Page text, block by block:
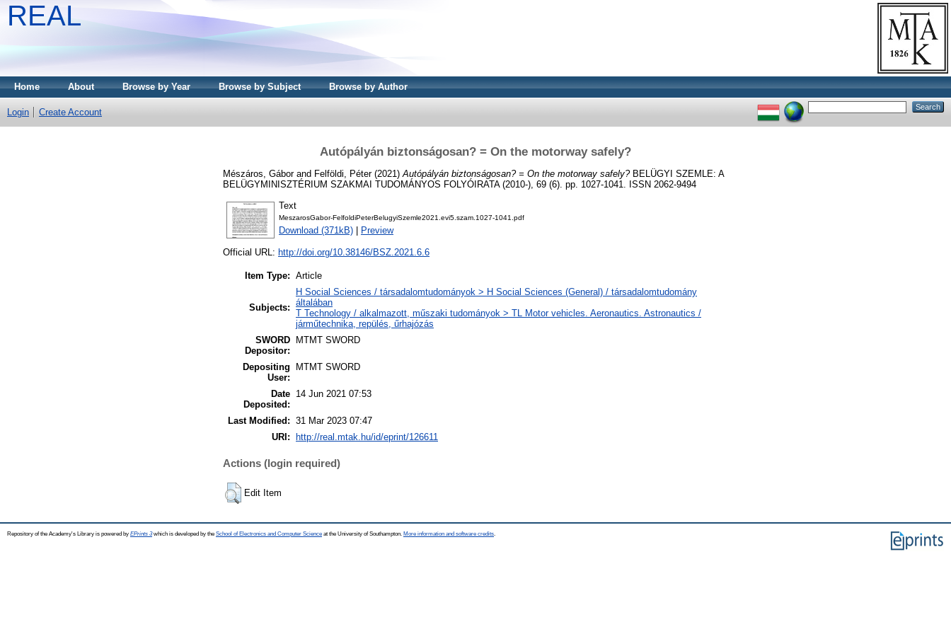
REAL
Home About Browse by Year Browse by Subject Browse by Author
Login Create Account
Autópályán biztonságosan? = On the motorway safely?
Mészáros, Gáborand Felföldi, Péter(2021) Autópályán biztonságosan? = On the motorway safely?BELÜGYI SZEMLE: A
BELÜGYMINISZTÉRIUM SZAKMAI TUDOMÁNYOS FOLYÓIRATA (2010-), 69 (6). pp. 1027-1041. ISSN 2062-9494
Text
MeszarosGabor-FelfoldiPeterBelugyiSzemle2021.evi5.szam.1027-1041.pdf
Download (371kB) Preview
Official URL: http://doi.org/10.38146/BSZ.2021.6.6
Item Type: Article
Subjects:
H Social Sciences / társadalomtudományok > H Social Sciences (General) / társadalomtudomány
általában
T Technology / alkalmazott, műszaki tudományok > TL Motor vehicles. Aeronautics. Astronautics /
járműtechnika, repülés, űrhajózás
SWORD
Depositor:
MTMT SWORD
Depositing
User:
MTMT SWORD
Date
Deposited:
14 Jun 2021 07:53
Last Modified: 31 Mar 2023 07:47
URI:
http://real.mtak.hu/id/eprint/126611
Actions (login required)
Edit Item
Repository of the Academy's Library is powered by EPrints 3which is developed by the School of Electronics and Computer Science at the University of Southampton. More information and software credits